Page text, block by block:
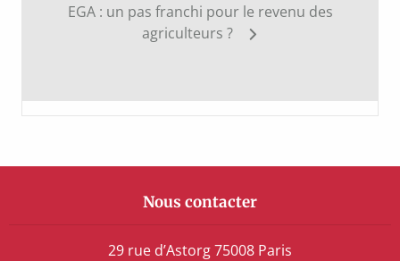
EGA : un pas franchi pour le revenu des
agriculteurs ?
Nous contacter
29 rue d’Astorg 75008 Paris